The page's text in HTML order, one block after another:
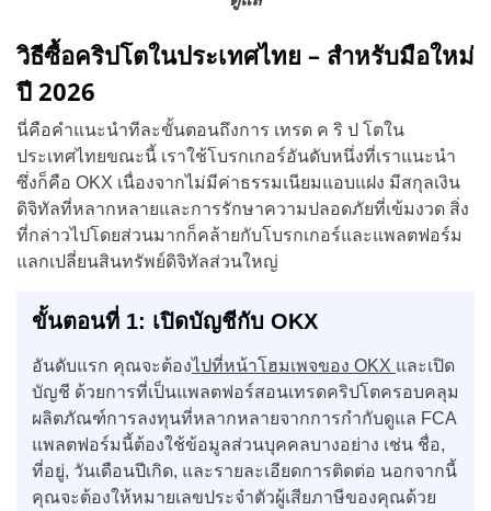
วิธีซื้อคริปโตในประเทศไทย – สำหรับมือใหม่
ปี 2026
นี่คือคำแนะนำทีละขั้นตอนถึงการ เทรด ค ริ ป โตใน
ประเทศไทยขณะนี้ เราใช้โบรกเกอร์อันดับหนึ่งที่เราแนะนำ
ซึ่งก็คือ OKX เนื่องจากไม่มีค่าธรรมเนียมแอบแฝง มีสกุลเงิน
ดิจิทัลที่หลากหลายและการรักษาความปลอดภัยที่เข้มงวด สิ่ง
ที่กล่าวไปโดยส่วนมากก็คล้ายกับโบรกเกอร์และแพลตฟอร์ม
แลกเปลี่ยนสินทรัพย์ดิจิทัลส่วนใหญ่
ขั้นตอนที่ 1: เปิดบัญชีกับ OKX
อันดับแรก คุณจะต้องไปที่หน้าโฮมเพจของ OKX และเปิด
บัญชี ด้วยการที่เป็นแพลตฟอร์สอนเทรดคริปโตครอบคลุม
ผลิตภัณฑ์การลงทุนที่หลากหลายจากการกำกับดูแล FCA
แพลตฟอร์มนี้ต้องใช้ข้อมูลส่วนบุคคลบางอย่าง เช่น ชื่อ,
ที่อยู่, วันเดือนปีเกิด, และรายละเอียดการติดต่อ นอกจากนี้
คุณจะต้องให้หมายเลขประจำตัวผู้เสียภาษีของคุณด้วย